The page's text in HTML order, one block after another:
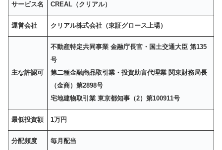
サービス名 CREAL（クリアル）
運営会社 クリアル株式会社（東証グロース上場）
主な許認可
不動産特定共同事業 金融庁長官・国土交通大臣 第135
号
第二種金融商品取引業・投資助言代理業 関東財務局長
（金商）第2898号
宅地建物取引業 東京都知事（2）第100911号
最低投資額 1万円
分配頻度 毎月配当